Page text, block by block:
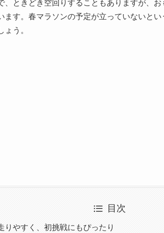
、ときどき空回りすることもありますが、
ます。春マラソンの予定が立っていないと
ょう。
目次
りやすく、初挑戦にもぴったり